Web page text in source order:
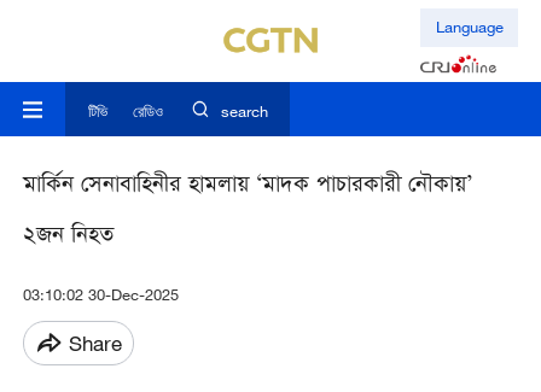
Language
টিভি রেডিও search
মার্কিন সেনাবাহিনীর হামলায় ‘মাদক পাচারকারী নৌকায়’
২জন নিহত
03:10:02 30-Dec-2025
Share